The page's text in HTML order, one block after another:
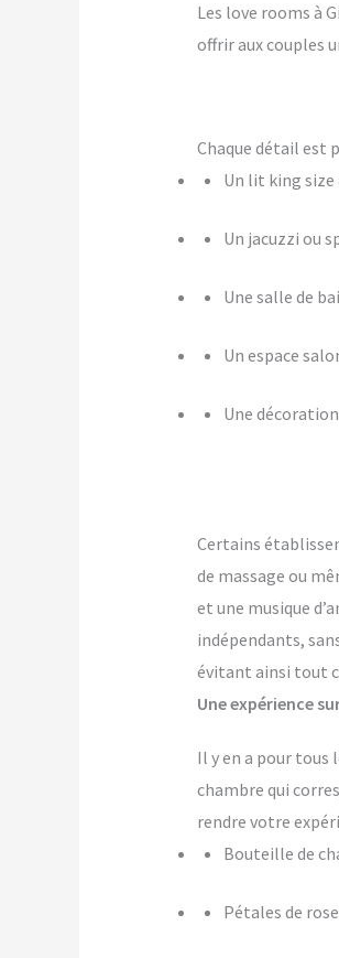
Les love rooms à
offrir aux couples
Chaque détail est
Un lit king size
Un jacuzzi ou
Une salle de
Un espace
Une
Certains
de massage ou
et une musique
indépendants,
évitant ainsi tout
Une expérience
Il y en a pour
chambre qui
rendre votre
Bouteille de
Pétales de